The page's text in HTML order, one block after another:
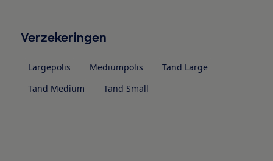
Verzekeringen
Largepolis Mediumpolis
Tand Large
Tand Medium
Tand Small